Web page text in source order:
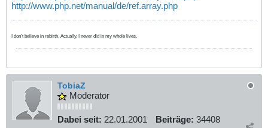
http://www.php.net/manual/de/ref.array.php
I don't believe in rebirth. Actually, I never did in my whole lives.
TobiaZ
Moderator
Dabei seit: 22.01.2001 Beiträge: 34408